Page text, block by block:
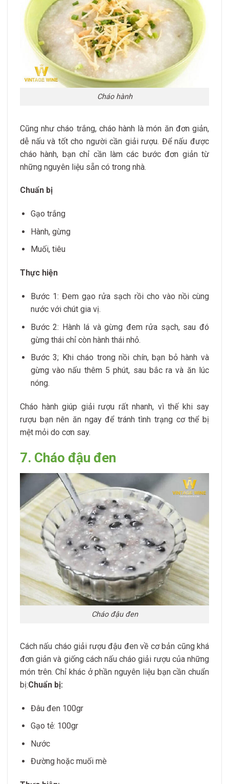
Cháo hành
Cũng như cháo trắng, cháo hành là món ăn đơn giản,
dễ nấu và tốt cho người cần giải rượu. Để nấu được
cháo hành, bạn chỉ cần làm các bước đơn giản từ
những nguyên liệu sẵn có trong nhà.
Chuẩn bị
Gạo trắng
Hành, gừng
Muối, tiêu
Thực hiện
Bước 1: Đem gạo rửa sạch rồi cho vào nồi cùng
nước với chút gia vị.
Bước 2: Hành lá và gừng đem rửa sạch, sau đó
gừng thái chỉ còn hành thái nhỏ.
Bước 3; Khi cháo trong nồi chín, bạn bỏ hành và
gừng vào nấu thêm 5 phút, sau bắc ra và ăn lúc
nóng.
Cháo hành giúp giải rượu rất nhanh, vì thế khi say
rượu bạn nên ăn ngay để tránh tình trạng cơ thể bị
mệt mỏi do cơn say.
7. Cháo đậu đen
Cháo đậu đen
Cách nấu cháo giải rượu đậu đen về cơ bản cũng khá
đơn giản và giống cách nấu cháo giải rượu của những
món trên. Chỉ khác ở phần nguyên liệu bạn cần chuẩn
bị:Chuẩn bị:
Đâu đen 100gr
Gạo tẻ: 100gr
Nước
Đường hoặc muối mè